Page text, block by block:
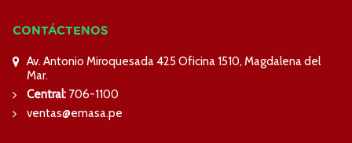
CONTÁCTENOS
Av. Antonio Miroquesada 425 Oficina 1510, Magdalena del
Mar.
Central: 706-1100
ventas@emasa.pe